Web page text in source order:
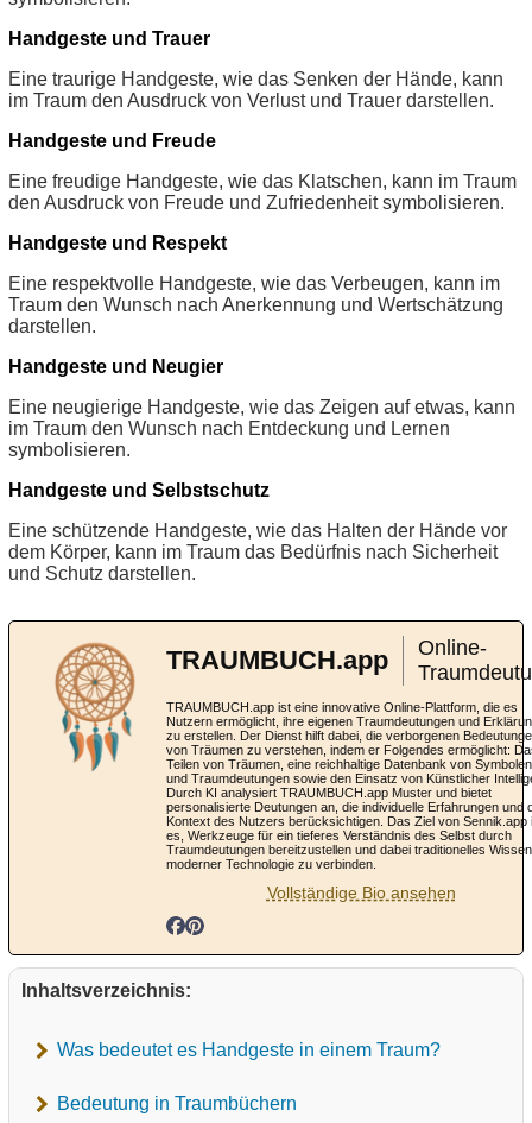
Handgeste und Trauer
Eine traurige Handgeste, wie das Senken der Hände, kann
im Traum den Ausdruck von Verlust und Trauer darstellen.
Handgeste und Freude
Eine freudige Handgeste, wie das Klatschen, kann im Traum
den Ausdruck von Freude und Zufriedenheit symbolisieren.
Handgeste und Respekt
Eine respektvolle Handgeste, wie das Verbeugen, kann im
Traum den Wunsch nach Anerkennung und Wertschätzung
darstellen.
Handgeste und Neugier
Eine neugierige Handgeste, wie das Zeigen auf etwas, kann
im Traum den Wunsch nach Entdeckung und Lernen
symbolisieren.
Handgeste und Selbstschutz
Eine schützende Handgeste, wie das Halten der Hände vor
dem Körper, kann im Traum das Bedürfnis nach Sicherheit
und Schutz darstellen.
TRAUMBUCH.app
Online-
TRAUMBUCH.app ist eine innovative Online-Plattform, die es
Nutzern ermöglicht, ihre eigenen Traumdeutungen und
zu erstellen. Der Dienst hilft dabei, die verborgenen
von Träumen zu verstehen, indem er Folgendes ermöglicht:
Teilen von Träumen, eine reichhaltige Datenbank von Symbolen
und Traumdeutungen sowie den Einsatz von Künstlicher
Durch KI analysiert TRAUMBUCH.app Muster und bietet
personalisierte Deutungen an, die individuelle Erfahrungen und
Kontext des Nutzers berücksichtigen. Das Ziel von Sennik.app
es, Werkzeuge für ein tieferes Verständnis des Selbst durch
Traumdeutungen bereitzustellen und dabei traditionelles
moderner Technologie zu verbinden.
Vollständige Bio ansehen
Inhaltsverzeichnis:
Was bedeutet es Handgeste in einem Traum?
Bedeutung in Traumbüchern